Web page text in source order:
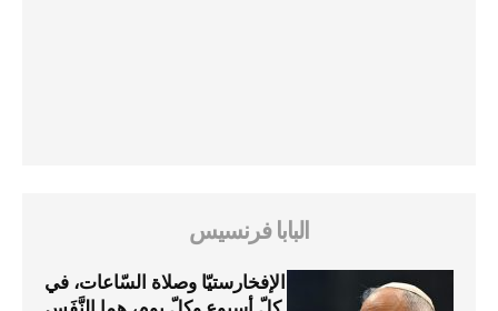
البابا فرنسيس
الإفخارستيّا وصلاة السّاعات، في